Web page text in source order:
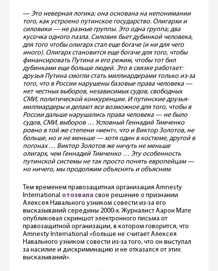
— Это неверная логика; она основана на непонимании
того, как устроено путинское государство. Олигархи и
силовики — не разные группы. Это одна группа; два
кусочка одного пазла. Силовик бьет дубинкой человека,
для того чтобы олигарх стал еще богаче (и ни для чего
иного). Олигарх становится еще богаче для того, чтобы
финансировать Путина и его режим, чтобы тот бил
дубинками еще больше людей. Это в связке работает:
друзья Путина смогли стать миллиардерами только из-за
того, что в России нарушены базовые права человека —
нет честных выборов, независимых судов, свободных
СМИ, политической конкуренции. И путинские друзья-
миллиардеры и делают все возможное для того, чтобы в
России дальше нарушались права человека — не было
судов, СМИ, выборов … Условный Геннадий Тимченко
ровно в той же степени «мент», что и Виктор Золотов, не
больше, но и не меньше — хотя один в костюме, другой в
погонах … Виктор Золотов же ничуть не меньше
олигарх, чем Геннадий Тимченко … Эту особенность
путинской системы не так просто понять европейцам —
но ничего, мы продолжим объяснять и объясним.
Тем временем правозащитная организация Amnesty
International отозвала свое решение о признании
Алексея Навального узником совести из-за его
высказываний середины 2000-х. Журналист Аарон Мате
опубликовал скриншот электронного письма от
правозащитной организации, в котором говорится, что
Amnesty International «больше не считает Алексея
Навального узником совести из-за того, что он выступал
за насилие и дискриминацию и не отказался от этих
высказываний».